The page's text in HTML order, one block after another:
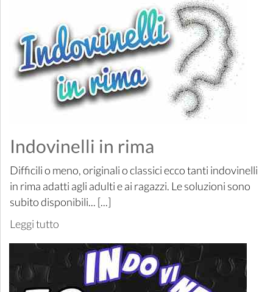
Indovinelli in rima
Difficili o meno, originali o classici ecco tanti indovinelli
in rima adatti agli adulti e ai ragazzi. Le soluzioni sono
subito disponibili... [...]
Leggi tutto